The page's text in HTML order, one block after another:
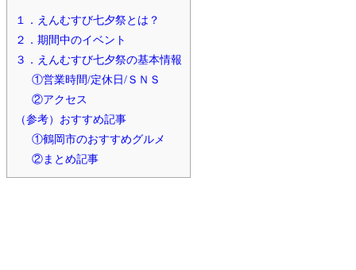
１．えんむすび七夕祭とは？
２．期間中のイベント
３．えんむすび七夕祭の基本情報
①営業時間/定休日/ＳＮＳ
②アクセス
（参考）おすすめ記事
①鶴岡市のおすすめグルメ
②まとめ記事